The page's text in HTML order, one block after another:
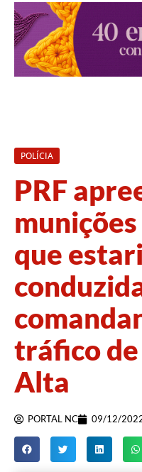
POLÍCIA
PRF
que
tráfico
Alta
PORTAL NC 09/12/